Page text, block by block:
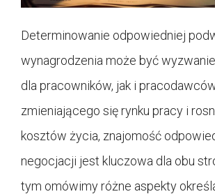
Determinowanie odpowiedniej
wynagrodzenia może być
dla pracowników, jak i
zmieniającego się rynku pracy i
kosztów życia, znajomość
negocjacji jest kluczowa dla obu
tym omówimy różne aspekty